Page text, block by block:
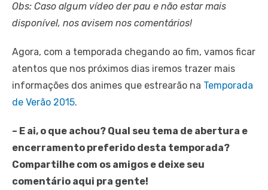
Obs: Caso algum vídeo der pau e não estar mais
disponível, nos avisem nos comentários!
Agora, com a temporada chegando ao fim, vamos ficar
atentos que nos próximos dias iremos trazer mais
informações dos animes que estrearão na Temporada
de Verão 2015.
– E ai, o que achou? Qual seu tema de abertura e
encerramento preferido desta temporada?
Compartilhe com os amigos e deixe seu
comentário aqui pra gente!